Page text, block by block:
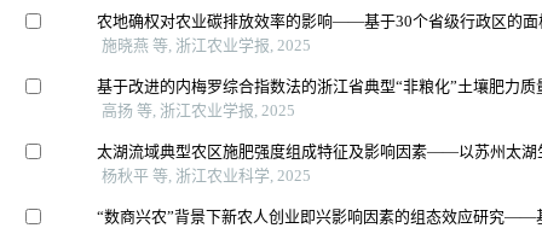
农地确权对农业碳排放效率的影响——基于30个省级行政区的面
施晓燕 等, 浙江农业学报, 2025
基于改进的内梅罗综合指数法的浙江省典型“非粮化”土壤肥力质
高扬 等, 浙江农业学报, 2025
太湖流域典型农区施肥强度组成特征及影响因素——以苏州太湖
杨秋平 等, 浙江农业科学, 2025
“数商兴农”背景下新农人创业即兴影响因素的组态效应研究